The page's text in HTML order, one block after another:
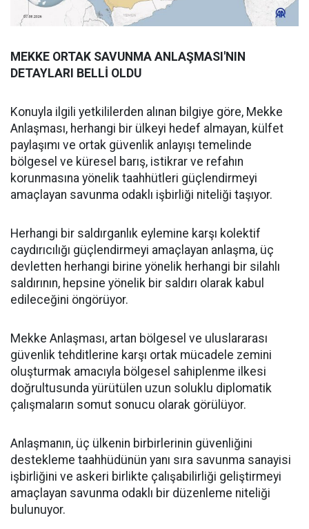
MEKKE ORTAK SAVUNMA ANLAŞMASI'NIN
DETAYLARI BELLİ OLDU
Konuyla ilgili yetkililerden alınan bilgiye göre, Mekke
Anlaşması, herhangi bir ülkeyi hedef almayan, külfet
paylaşımı ve ortak güvenlik anlayışı temelinde
bölgesel ve küresel barış, istikrar ve refahın
korunmasına yönelik taahhütleri güçlendirmeyi
amaçlayan savunma odaklı işbirliği niteliği taşıyor.
Herhangi bir saldırganlık eylemine karşı kolektif
caydırıcılığı güçlendirmeyi amaçlayan anlaşma, üç
devletten herhangi birine yönelik herhangi bir silahlı
saldırının, hepsine yönelik bir saldırı olarak kabul
edileceğini öngörüyor.
Mekke Anlaşması, artan bölgesel ve uluslararası
güvenlik tehditlerine karşı ortak mücadele zemini
oluşturmak amacıyla bölgesel sahiplenme ilkesi
doğrultusunda yürütülen uzun soluklu diplomatik
çalışmaların somut sonucu olarak görülüyor.
Anlaşmanın, üç ülkenin birbirlerinin güvenliğini
destekleme taahhüdünün yanı sıra savunma sanayisi
işbirliğini ve askeri birlikte çalışabilirliği geliştirmeyi
amaçlayan savunma odaklı bir düzenleme niteliği
bulunuyor.